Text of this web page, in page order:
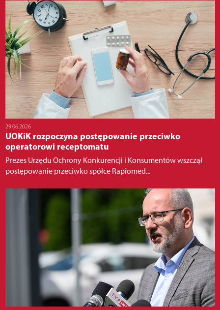
29.06.2026
UOKiK rozpoczyna postępowanie przeciwko
operatorowi receptomatu
Prezes Urzędu Ochrony Konkurencji i Konsumentów wszczął
postępowanie przeciwko spółce Rapiomed...